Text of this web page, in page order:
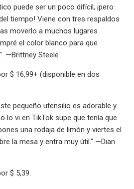
puede ser un poco difícil, ¡pero
tiempo! Viene con tres respaldos
moverlo a muchos lugares
el color blanco para que
—Brittney Steele
$ 16,99+ (disponible en dos
pequeño utensilio es adorable y
lo vi en TikTok supe que tenía que
una rodaja de limón y viertes el
la mesa y entra muy útil." —Dian
$ 5,39.